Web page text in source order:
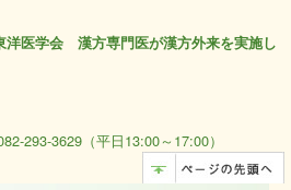
洋医学会 漢方専門医が漢方外来を実施し
293-3629（平日13:00～17:00）